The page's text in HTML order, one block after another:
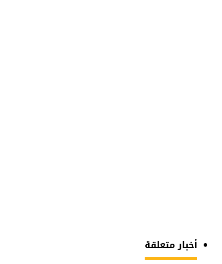
أخبار متعلقة